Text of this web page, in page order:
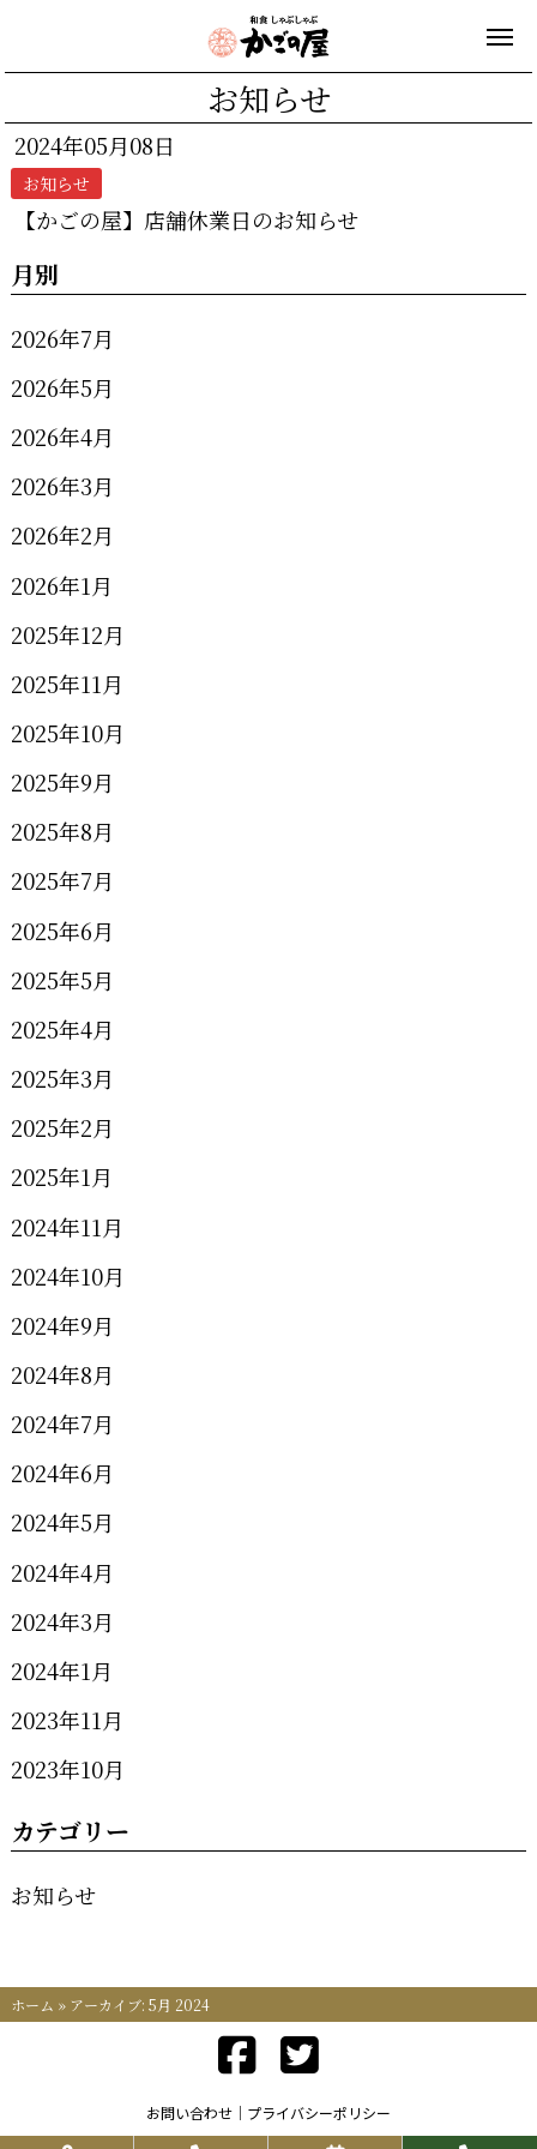
お知らせ
2024年05月08日
お知らせ
【かごの屋】店舗休業日のお知らせ
月別
2026年7月
2026年5月
2026年4月
2026年3月
2026年2月
2026年1月
2025年12月
2025年11月
2025年10月
2025年9月
2025年8月
2025年7月
2025年6月
2025年5月
2025年4月
2025年3月
2025年2月
2025年1月
2024年11月
2024年10月
2024年9月
2024年8月
2024年7月
2024年6月
2024年5月
2024年4月
2024年3月
2024年1月
2023年11月
2023年10月
カテゴリー
お知らせ
ホーム » アーカイブ: 5月 2024
お問い合わせ プライバシーポリシー